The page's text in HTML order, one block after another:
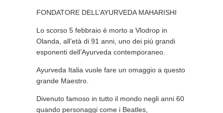
FONDATORE DELL’AYURVEDA MAHARISHI
Lo scorso 5 febbraio è morto a Vlodrop in
Olanda, all’età di 91 anni, uno dei più grandi
esponenti dell’Ayurveda contemporaneo.
Ayurveda Italia vuole fare un omaggio a questo
grande Maestro.
Divenuto famoso in tutto il mondo negli anni 60
quando personaggi come i Beatles,